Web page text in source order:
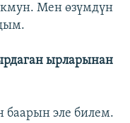
Мен өзүмдүн
ырларынан
эле билем.